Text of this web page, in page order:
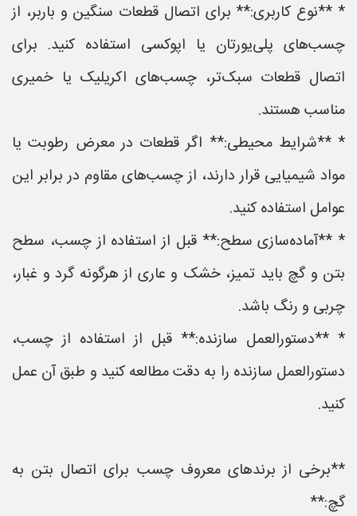
* **نوع کاربری:** برای اتصال قطعات سنگین و باربر، از
چسب‌های پلی‌یورتان یا اپوکسی استفاده کنید. برای
اتصال قطعات سبک‌تر، چسب‌های اکریلیک یا خمیری
مناسب هستند.
* **شرایط محیطی:** اگر قطعات در معرض رطوبت یا
مواد شیمیایی قرار دارند، از چسب‌های مقاوم در برابر این
عوامل استفاده کنید.
* **آماده‌سازی سطح:** قبل از استفاده از چسب، سطح
بتن و گچ باید تمیز، خشک و عاری از هرگونه گرد و غبار،
چربی و رنگ باشد.
* **دستورالعمل سازنده:** قبل از استفاده از چسب،
دستورالعمل سازنده را به دقت مطالعه کنید و طبق آن عمل
کنید.
**برخی از برندهای معروف چسب برای اتصال بتن به
گچ:**